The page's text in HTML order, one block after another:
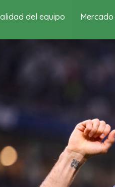
del equipo